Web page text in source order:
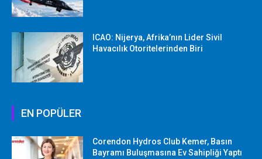
ICAO: Nijerya, Afrika’nın Lider Sivil
Havacılık Otoritelerinden Biri
EN POPÜLER
Corendon Hydros Club Kemer, Basın
Bayramı Buluşmasına Ev Sahipliği Yaptı